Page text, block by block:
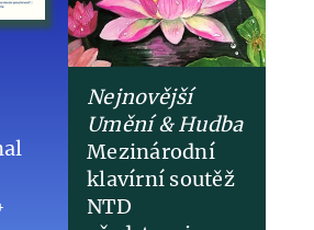
Nejnovější
Umění & Hudba
​Mezinárodní
klavírní soutěž
NTD